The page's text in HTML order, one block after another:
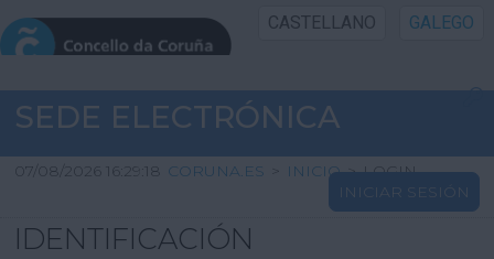
CASTELLANO GALEGO
INICIO SEDE
INICIO
INFORMACIÓN PÚBLICA
SEDE ELECTRÓNICA
07/08/2026 16:29:18 CORUNA.ES > INICIO > LOGIN
INICIAR SESIÓN
IDENTIFICACIÓN